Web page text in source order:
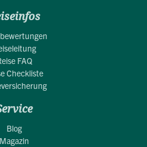
FAQ
Checkliste
Blog
Magazin